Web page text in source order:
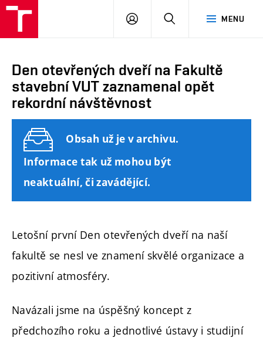
Brno
MENU
PŘIHLÁSIT
Den otevřených dveří na Fakultě
stavební VUT zaznamenal opět
rekordní návštěvnost
Obsah už je v archivu.
Informace tak už mohou být
neaktuální, či zavádějící.
Letošní první Den otevřených dveří na naší
fakultě se nesl ve znamení skvělé organizace a
pozitivní atmosféry.
Navázali jsme na úspěšný koncept z
předchozího roku a jednotlivé ústavy i studijní